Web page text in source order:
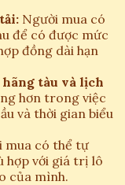
Người mua có
để có được mức
đồng dài hạn
tàu và lịch
hơn trong việc
và thời gian biểu
mua có thể tự
hợp với giá trị lô
của mình.